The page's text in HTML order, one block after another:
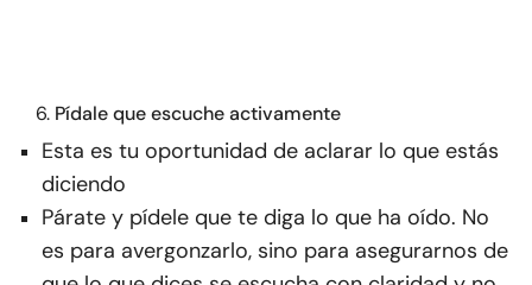
Pídale que escuche activamente
Esta es tu oportunidad de aclarar lo que estás
diciendo
Párate y pídele que te diga lo que ha oído. No
es para avergonzarlo, sino para asegurarnos de